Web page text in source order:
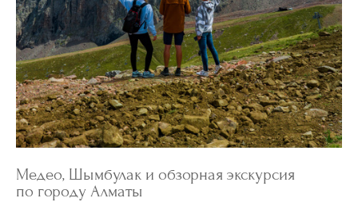
Медео, Шымбулак и обзорная экскурсия
по городу Алматы